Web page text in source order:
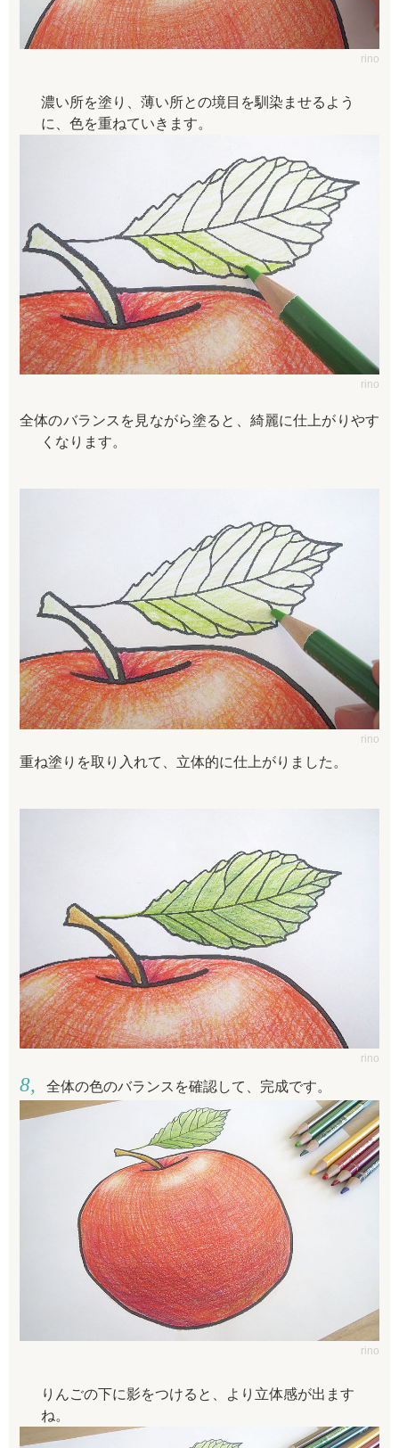
rino
濃い所を塗り、薄い所との境目を馴染ませるよう
に、色を重ねていきます。
rino
全体のバランスを見ながら塗ると、綺麗に仕上がりやす
くなります。
rino
重ね塗りを取り入れて、立体的に仕上がりました。
rino
全体の色のバランスを確認して、完成です。
rino
りんごの下に影をつけると、より立体感が出ます
ね。